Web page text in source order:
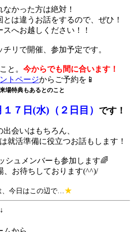
なかった方は絶対！
は違うお話をするので、ぜひ！
へお越しください！！
リで開催、参加予定です。
と。 今からでも間に合います！
トページからご予約を📱
場特典もあるとのこと
１７日(水)（２日目） です！
出会いはもちろん、
就活準備に役立つお話もします！
シュメンバーも参加します🌈
、お待ちしております(^^)/
、今日はこの辺で…★